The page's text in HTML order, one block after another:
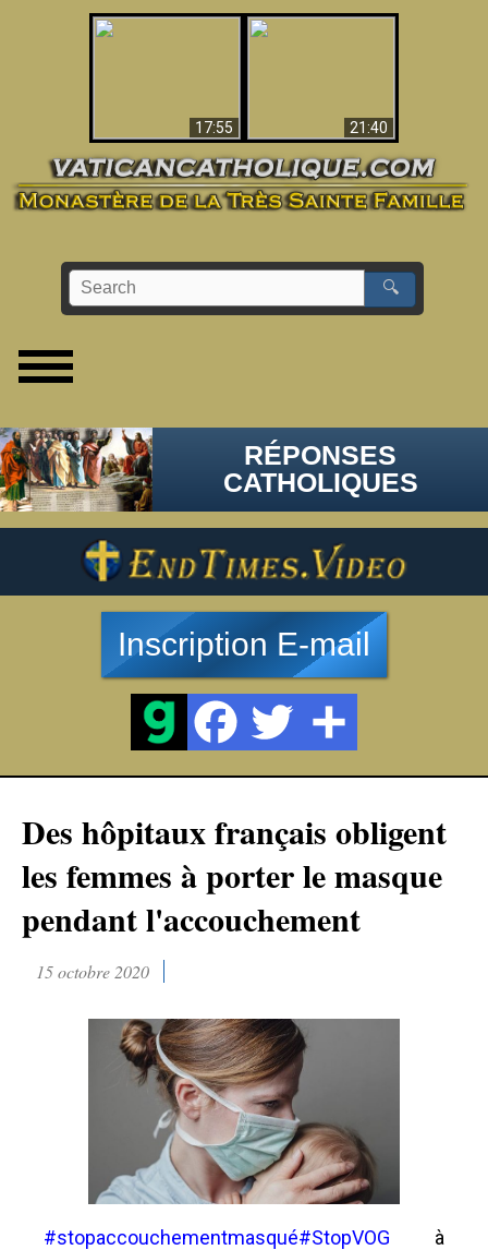
17:55
21:40
🔍
RÉPONSES
CATHOLIQUES
Inscription E-mail
Des hôpitaux français obligent
les femmes à porter le masque
pendant l'accouchement
15 octobre 2020
#stopaccouchementmasqué#StopVOG à